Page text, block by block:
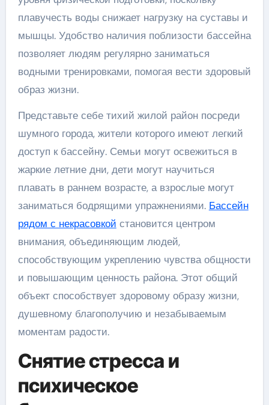
плавучесть воды снижает нагрузку на суставы и
мышцы. Удобство наличия поблизости бассейна
позволяет людям регулярно заниматься
водными тренировками, помогая вести здоровый
образ жизни.
Представьте себе тихий жилой район посреди
шумного города, жители которого имеют легкий
доступ к бассейну. Семьи могут освежиться в
жаркие летние дни, дети могут научиться
плавать в раннем возрасте, а взрослые могут
заниматься бодрящими упражнениями. Бассейн
рядом с некрасовкой становится центром
внимания, объединяющим людей,
способствующим укреплению чувства общности
и повышающим ценность района. Этот общий
объект способствует здоровому образу жизни,
душевному благополучию и незабываемым
моментам радости.
Снятие стресса и
психическое